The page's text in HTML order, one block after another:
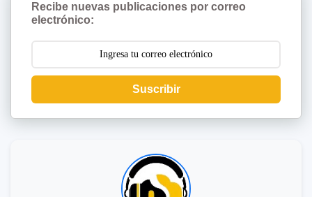
Recibe nuevas publicaciones por correo
electrónico:
Suscribir